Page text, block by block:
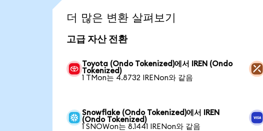
더 많은 변환 살펴보기
고급 자산 전환
Toyota (Ondo Tokenized)에서 IREN (Ondo
Tokenized)
1 TMon는 4.8732 IRENon와 같음
Snowflake (Ondo Tokenized)에서 IREN
(Ondo Tokenized)
1 SNOWon는 8.1441 IRENon와 같음